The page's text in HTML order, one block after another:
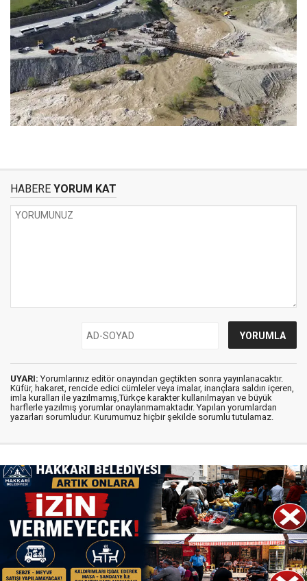
HABERE YORUM KAT
UYARI: Yorumlarınız editör onayından geçtikten sonra yayınlanacaktır.
Küfür, hakaret, rencide edici cümleler veya imalar, inançlara saldırı içeren,
imla kuralları ile yazılmamış,Türkçe karakter kullanılmayan ve büyük
harflerle yazılmış yorumlar onaylanmamaktadır. Yapılan yorumlardan
yazarları sorumludur. Kurumumuz hiçbir şekilde sorumlu tutulamaz.